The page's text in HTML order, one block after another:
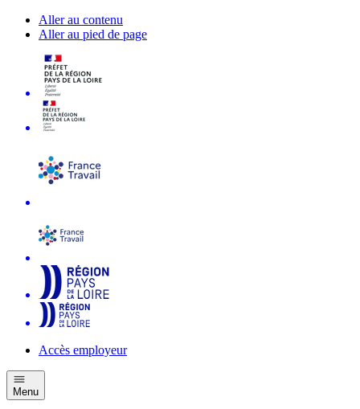
Aller au contenu
Aller au pied de page
Accès employeur
Menu